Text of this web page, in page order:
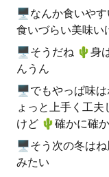
🖥なんか食いやす
食いづらい美味
🖥そうだね 🌵️身
んうん
🖥でもやっぱ味は
ょっと上手く工
けど 🌵️確かに確
🖥そう次の冬はね
みたい